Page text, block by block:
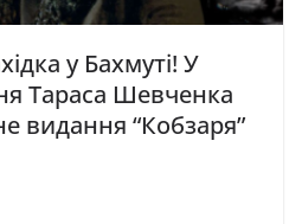
у Бахмуті! У
Тараса Шевченка
видання “Кобзаря”